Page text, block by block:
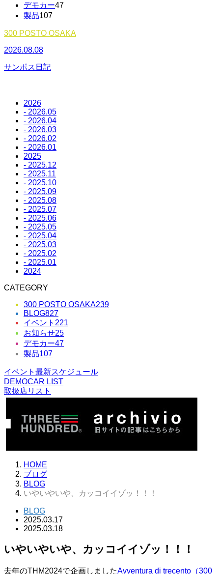
デモカー47
製品107
300 POSTO OSAKA
2026.08.08
サンポス日記
2026
- 2026.05
- 2026.04
- 2026.03
- 2026.02
- 2026.01
2025
- 2025.12
- 2025.11
- 2025.10
- 2025.09
- 2025.08
- 2025.07
- 2025.06
- 2025.05
- 2025.04
- 2025.03
- 2025.02
- 2025.01
2024
CATEGORY
300 POSTO OSAKA239
BLOG827
イベント 221
お知らせ25
デモカー47
製品107
イベント最新スケジュール
DEMOCAR LIST
取扱店リスト
HOME
ブログ
BLOG
いやいやいや、カッコイイゾッ！！！
BLOG
2025.03.17
2025.03.18
いやいやいや、カッコイイゾッ！！！
去年のTHM2024で企画しましたAvventura di trecento（300